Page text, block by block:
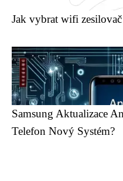
Jak vybrat wifi
Samsung Aktualizace
Telefon Nový Systém?